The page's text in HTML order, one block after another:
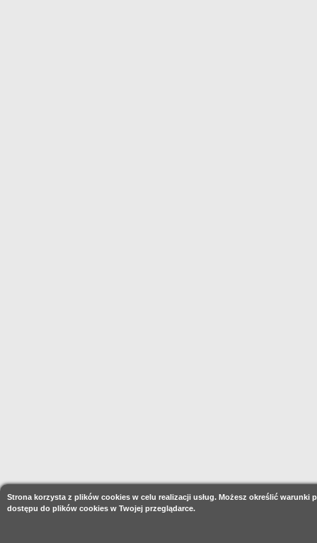
Strona korzysta z plików cookies w celu realizacji usług. Możesz określić warunki
dostępu do plików cookies w Twojej przeglądarce.